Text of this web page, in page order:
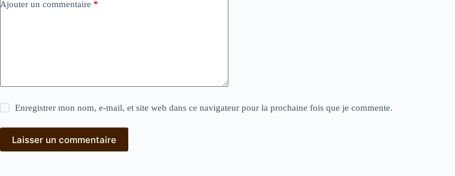
Ajouter un commentaire *
Enregistrer mon nom, e-mail, et site web dans ce navigateur pour la prochaine fois que je commente.
Laisser un commentaire